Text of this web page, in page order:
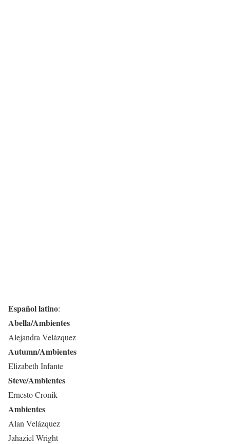
Español latino:
Abella/Ambientes
Alejandra Velázquez
Autumn/Ambientes
Elizabeth Infante
Steve/Ambientes
Ernesto Cronik
Ambientes
Alan Velázquez
Jahaziel Wright